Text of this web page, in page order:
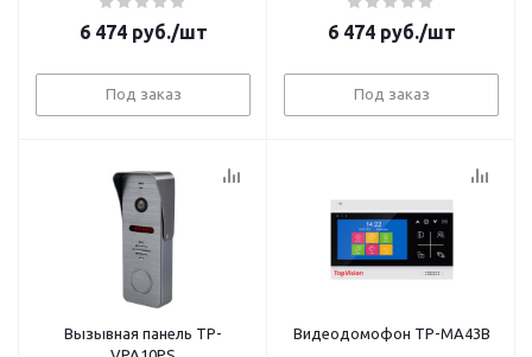
6 474руб./шт
Под заказ
6 474руб./шт
Под заказ
Вызывная панель TP-
Видеодомофон TP-MA43B